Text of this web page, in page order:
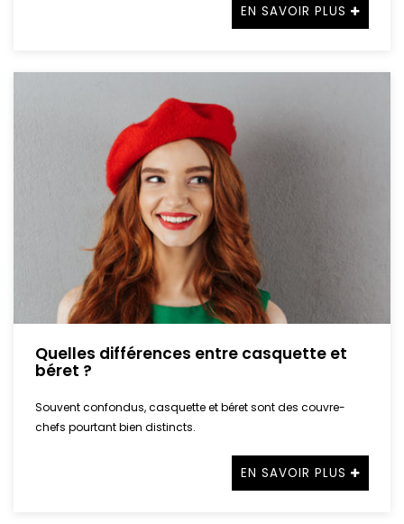
EN SAVOIR PLUS
Quelles différences entre casquette et
béret ?
Souvent confondus, casquette et béret sont des couvre-
chefs pourtant bien distincts.
EN SAVOIR PLUS